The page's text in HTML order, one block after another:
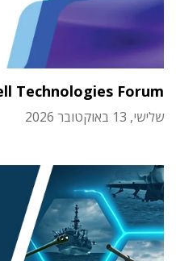
Technologies Forum
שלישי, 13 באוקטובר 2026